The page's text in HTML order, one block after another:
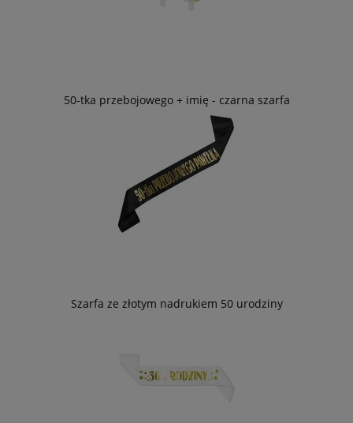
50-tka przebojowego + imię - czarna szarfa
Szarfa ze złotym nadrukiem 50 urodziny